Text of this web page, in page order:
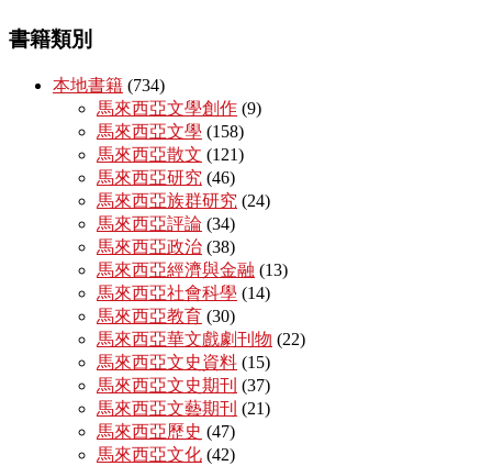
書籍類別
本地書籍 (734)
馬來西亞文學創作 (9)
馬來西亞文學 (158)
馬來西亞散文 (121)
馬來西亞研究 (46)
馬來西亞族群研究 (24)
馬來西亞評論 (34)
馬來西亞政治 (38)
馬來西亞經濟與金融 (13)
馬來西亞社會科學 (14)
馬來西亞教育 (30)
馬來西亞華文戲劇刊物 (22)
馬來西亞文史資料 (15)
馬來西亞文史期刊 (37)
馬來西亞文藝期刊 (21)
馬來西亞歷史 (47)
馬來西亞文化 (42)